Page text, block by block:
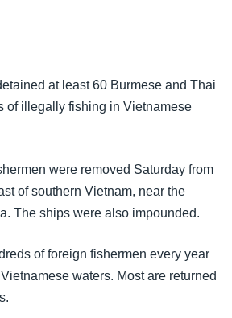
အလွန်
ာ
အလက်များ
at least 60 Burmese and Thai
of illegally fishing in Vietnamese
were removed Saturday from
of southern Vietnam, near the
The ships were also impounded.
of foreign fishermen every year
waters. Most are returned